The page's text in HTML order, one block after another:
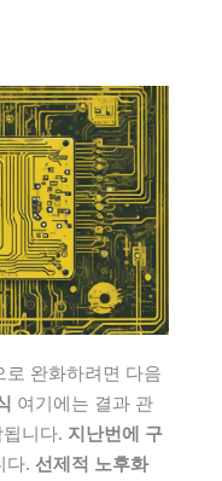
완화하려면 다음
여기에는 결과 관
니다. 지난번에 구
다. 선제적 노후화